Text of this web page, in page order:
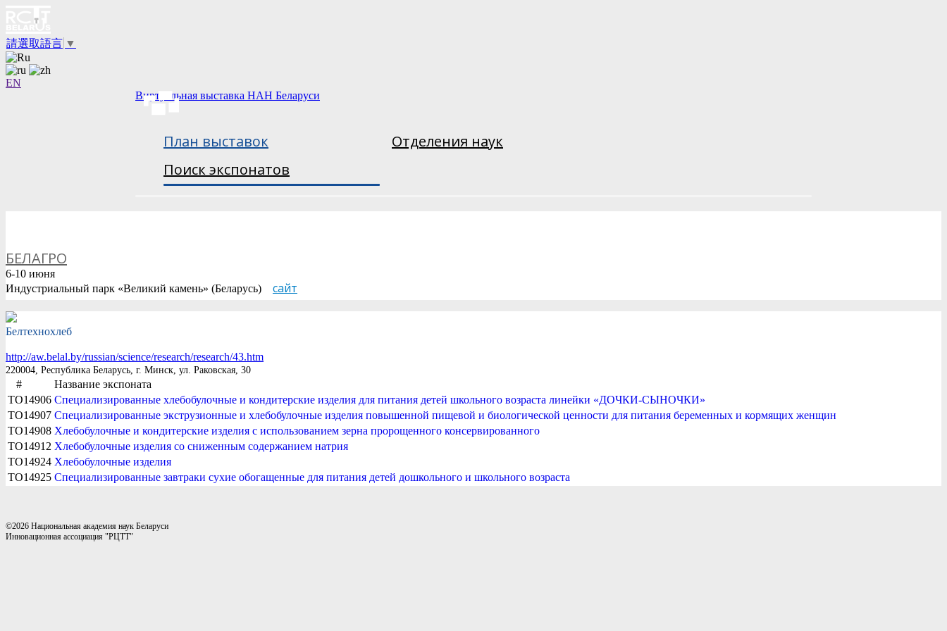
請選取語言 ▼
EN
Виртуальная выставка НАН Беларуси
План выставок
Отделения наук
Поиск экспонатов
БЕЛАГРО
6-10 июня
Индустриальный парк «Великий камень» (Беларусь) сайт
Белтехнохлеб
http://aw.belal.by/russian/science/research/research/43.htm
220004, Республика Беларусь, г. Минск, ул. Раковская, 30
#
Название экспоната
TO14906 Специализированные хлебобулочные и кондитерские изделия для питания детей школьного возраста линейки «ДОЧКИ-СЫНОЧКИ»
TO14907 Специализированные экструзионные и хлебобулочные изделия повышенной пищевой и биологической ценности для питания беременных и кормящих женщин
TO14908 Хлебобулочные и кондитерские изделия с использованием зерна пророщенного консервированного
TO14912 Хлебобулочные изделия со сниженным содержанием натрия
TO14924 Хлебобулочные изделия
TO14925 Специализированные завтраки сухие обогащенные для питания детей дошкольного и школьного возраста
©2026 Национальная академия наук Беларуси
Инновационная ассоциация "РЦТТ"